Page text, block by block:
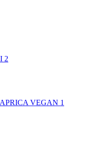
2
VEGAN 1